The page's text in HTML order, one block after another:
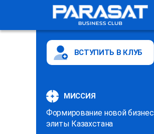
ВСТУПИТЬ В КЛУБ
МИССИЯ
Формирование новой бизнес
элиты Казахстана